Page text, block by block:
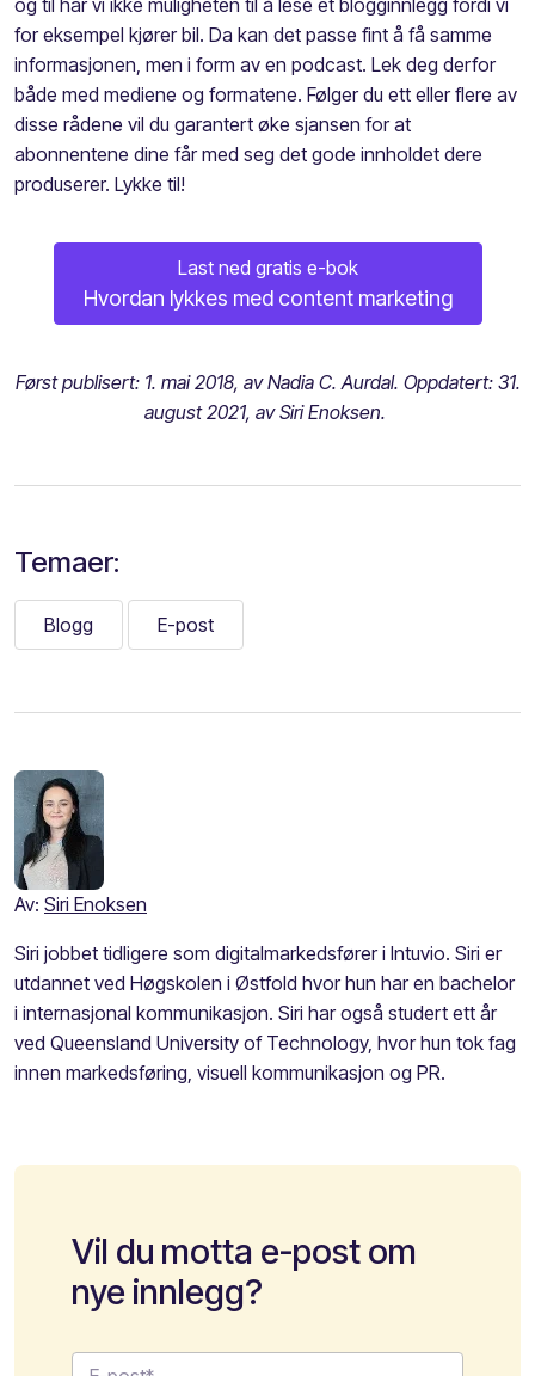
og til har vi ikke muligheten til å lese et blogginnlegg fordi vi
for eksempel kjører bil. Da kan det passe fint å få samme
informasjonen, men i form av en podcast. Lek deg derfor
både med mediene og formatene. Følger du ett eller flere av
disse rådene vil du garantert øke sjansen for at
abonnentene dine får med seg det gode innholdet dere
produserer. Lykke til!
Last ned gratis e-bok
Hvordan lykkes med content marketing
Først publisert: 1. mai 2018, av Nadia C. Aurdal. Oppdatert: 31.
august 2021, av Siri Enoksen.
Temaer:
Blogg E-post
Av: Siri Enoksen
Siri jobbet tidligere som digitalmarkedsfører i Intuvio. Siri er
utdannet ved Høgskolen i Østfold hvor hun har en bachelor
i internasjonal kommunikasjon. Siri har også studert ett år
ved Queensland University of Technology, hvor hun tok fag
innen markedsføring, visuell kommunikasjon og PR.
Vil du motta e-post om
nye innlegg?